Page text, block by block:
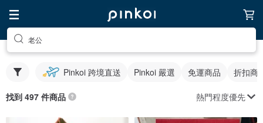
老公
Pinkoi 跨境直送 Pinkoi 嚴選 免運商品 折扣商
找到 497 件商品 熱門程度優先